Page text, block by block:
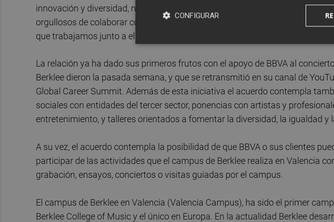
innovación y diversidad, nos permite materializar nuestro propósito de
orgullosos de colaborar con Berklee en apoyar el desarrollo profesional de
que trabajamos junto a ellos en crear un futuro mejor y más inclusivo.”
La relación ya ha dado sus primeros frutos con el apoyo de BBVA al
Berklee dieron la pasada semana, y que se retransmitió en su canal de
Global Career Summit. Además de esta iniciativa el acuerdo contempla
sociales con entidades del tercer sector, ponencias con artistas y
entretenimiento, y talleres orientados a fomentar la diversidad, la igualdad y
A su vez, el acuerdo contempla la posibilidad de que BBVA o sus clientes
participar de las actividades que el campus de Berklee realiza en Valencia
grabación, ensayos, conciertos o visitas guiadas por el campus.
El campus de Berklee en Valencia (Valencia Campus), ha sido el primer
Berklee College of Music y el único en Europa. En la actualidad Berklee
CONFIGURAR